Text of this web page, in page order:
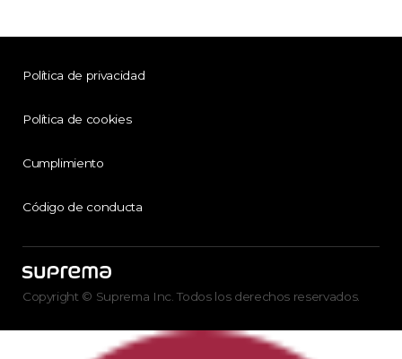
Política de privacidad
Política de cookies
Cumplimiento
Código de conducta
Copyright © Suprema Inc. Todos los derechos reservados.